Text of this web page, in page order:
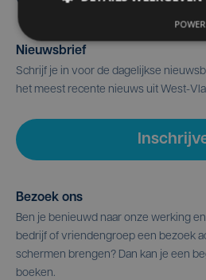
Nieuwsbrief
Schrijf je in voor de dagelijkse
het meest recente nieuws uit West-
Bezoek ons
Ben je benieuwd naar onze werking
bedrijf of vriendengroep een bezoek
schermen brengen? Dan kan je een
boeken.